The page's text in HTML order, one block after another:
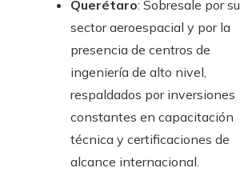
Querétaro: Sobresale por su
sector aeroespacial y por la
presencia de centros de
ingeniería de alto nivel,
respaldados por inversiones
constantes en capacitación
técnica y certificaciones de
alcance internacional.